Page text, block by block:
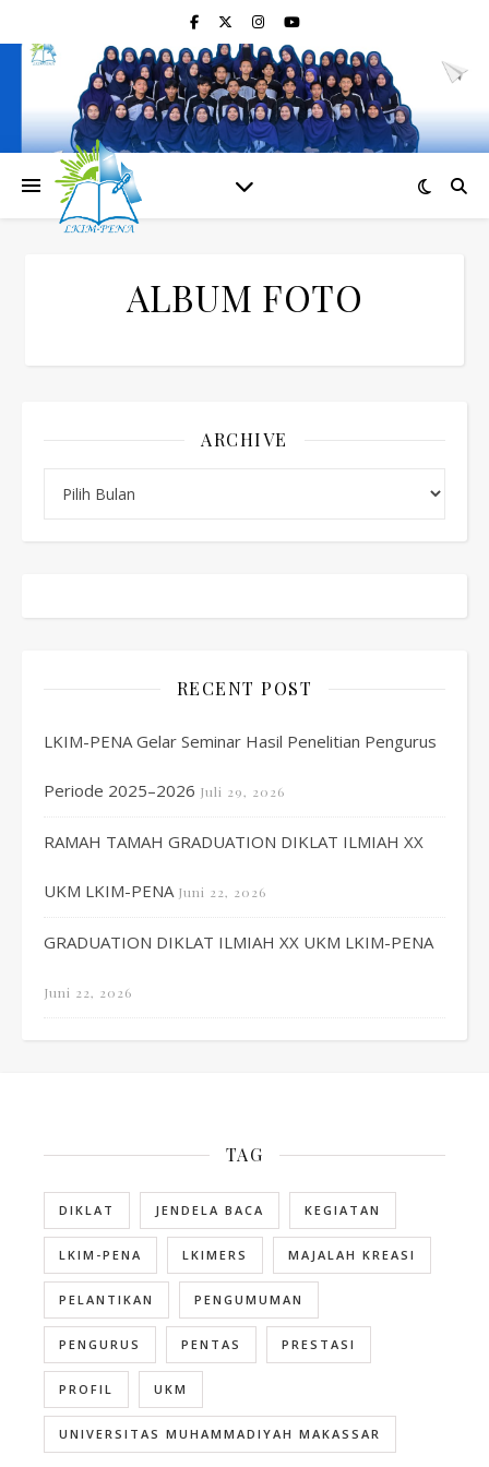
ALBUM FOTO
ARCHIVE
RECENT POST
LKIM-PENA Gelar Seminar Hasil Penelitian Pengurus
Periode 2025–2026 Juli 29, 2026
RAMAH TAMAH GRADUATION DIKLAT ILMIAH XX
UKM LKIM-PENA Juni 22, 2026
GRADUATION DIKLAT ILMIAH XX UKM LKIM-PENA
Juni 22, 2026
TAG
DIKLAT JENDELA BACA KEGIATAN
LKIM-PENA LKIMERS MAJALAH KREASI
PELANTIKAN PENGUMUMAN
PENGURUS PENTAS PRESTASI
PROFIL UKM
UNIVERSITAS MUHAMMADIYAH MAKASSAR